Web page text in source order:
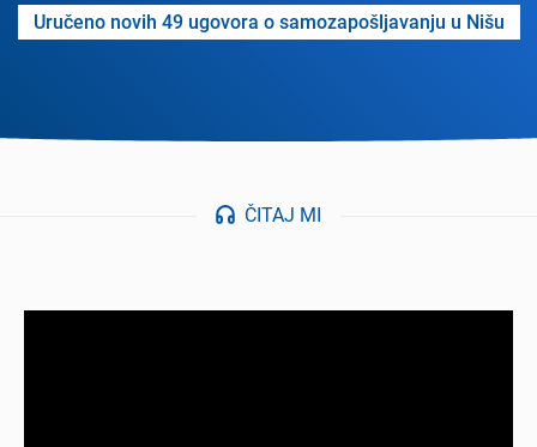
Uručеno novih 49 ugovora o samozapošljavanju u Nišu
ČITAJ MI